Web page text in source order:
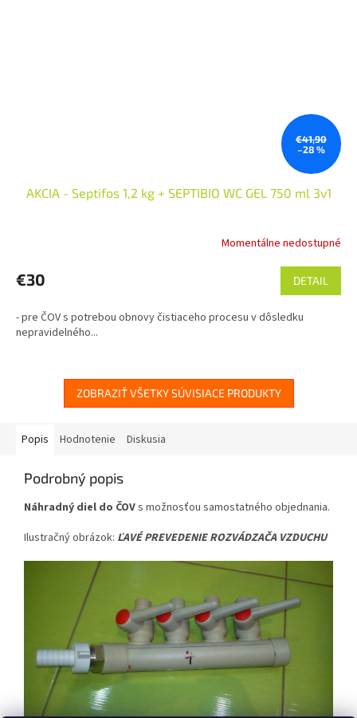
€41,90
–28 %
AKCIA - Septifos 1,2 kg + SEPTIBIO WC GEL 750 ml 3v1
produktu
je
z
5
Momentálne nedostupné
€30 DETAIL
- pre ČOV s potrebou obnovy čistiaceho procesu v dôsledku
nepravidelného...
ZOBRAZIŤ VŠETKY SÚVISIACE PRODUKTY
Popis Hodnotenie Diskusia
Podrobný popis
Náhradný diel do ČOVs možnosťou samostatného objednania.
Ilustračný obrázok: ĽAVÉ PREVEDENIE ROZVÁDZAČA VZDUCHU